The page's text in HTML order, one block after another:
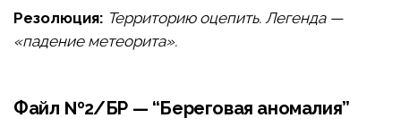
Резолюция: Территорию оцепить. Легенда —
«падение метеорита».
Файл №2/БР — “Береговая аномалия”